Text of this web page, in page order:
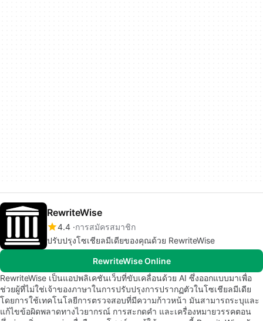
RewriteWise
4.4 การสมัครสมาชิก
ปรับปรุงโซเชียลมีเดียของคุณด้วย RewriteWise
RewriteWise Online
RewriteWise เป็นแอปพลิเคชันเว็บที่ขับเคลื่อนด้วย AI ซึ่งออกแบบมาเพื่อ
ช่วยผู้ที่ไม่ใช่เจ้าของภาษาในการปรับปรุงการปรากฏตัวในโซเชียลมีเดีย
โดยการใช้เทคโนโลยีการตรวจสอบที่มีความก้าวหน้า มันสามารถระบุและ
แก้ไขข้อผิดพลาดทางไวยากรณ์ การสะกดคำ และเครื่องหมายวรรคตอน